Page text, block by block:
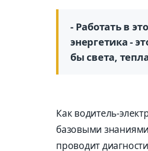
- Работать в
энергетика -
бы света,
Как водитель-
базовыми
проводит